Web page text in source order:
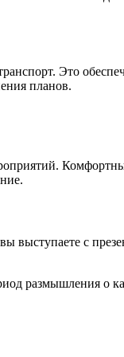
Это
планов.
выступаете с
размышления о